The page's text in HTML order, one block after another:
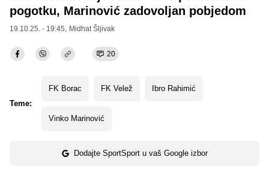
pogotku, Marinović zadovoljan pobjedom
19.10.25. - 19:45, Midhat Šljivak
20
Teme:
FK Borac FK Velež Ibro Rahimić
Vinko Marinović
Dodajte SportSport u vaš Google izbor